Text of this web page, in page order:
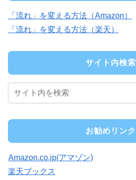
「流れ」を変える方法（Amazon）
「流れ」を変える方法（楽天）
サイト内検索
お勧めリンク
Amazon.co.jp(アマゾン)
楽天ブックス